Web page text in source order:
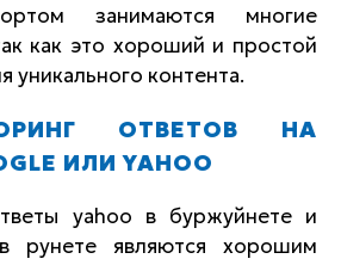
занимаются многие
как это хороший и простой
уникального контента.
ОТВЕТОВ НА
ИЛИ YAHOO
yahoo в буржуйнете и
рунете являются хорошим